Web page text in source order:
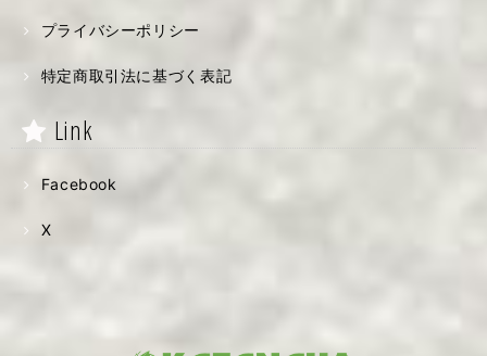
プライバシーポリシー
特定商取引法に基づく表記
Link
Facebook
X